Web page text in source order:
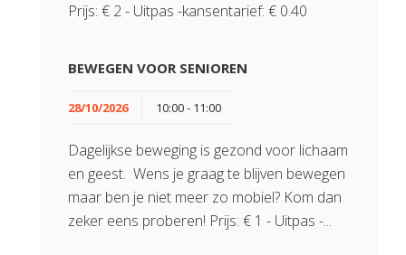
Prijs: € 2 - Uitpas -kansentarief: € 0.40
BEWEGEN VOOR SENIOREN
28/10/2026 10:00 - 11:00
Dagelijkse beweging is gezond voor lichaam
en geest. Wens je graag te blijven bewegen
maar ben je niet meer zo mobiel? Kom dan
zeker eens proberen! Prijs: € 1 - Uitpas -...